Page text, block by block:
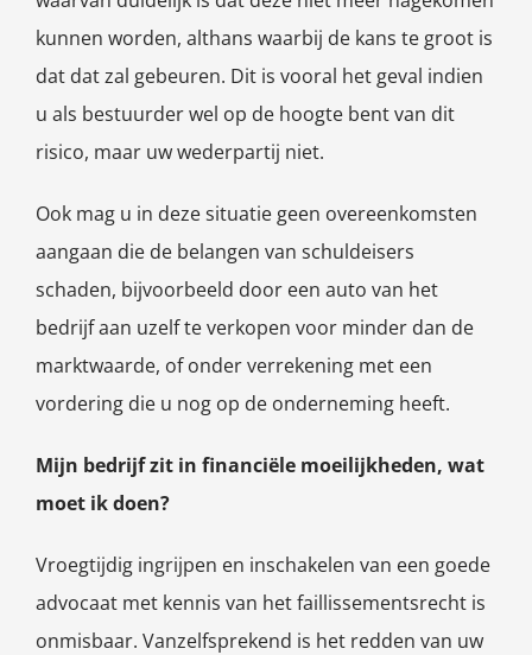
kunnen worden, althans waarbij de kans te groot is
dat dat zal gebeuren. Dit is vooral het geval indien
u als bestuurder wel op de hoogte bent van dit
risico, maar uw wederpartij niet.
Ook mag u in deze situatie geen overeenkomsten
aangaan die de belangen van schuldeisers
schaden, bijvoorbeeld door een auto van het
bedrijf aan uzelf te verkopen voor minder dan de
marktwaarde, of onder verrekening met een
vordering die u nog op de onderneming heeft.
Mijn bedrijf zit in financiële moeilijkheden, wat
moet ik doen?
Vroegtijdig ingrijpen en inschakelen van een goede
advocaat met kennis van het faillissementsrecht is
onmisbaar. Vanzelfsprekend is het redden van uw